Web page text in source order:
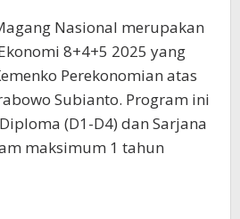
Nasional merupakan
8+4+5 2025 yang
Perekonomian atas
Subianto. Program ini
(D1-D4) dan Sarjana
maksimum 1 tahun